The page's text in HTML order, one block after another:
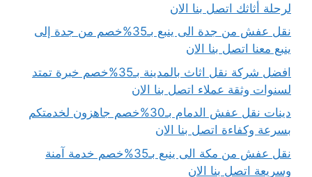
لرحلة أثاثك اتصل بنا الان
نقل عفش من جدة الى ينبع بـ35%خصم من جدة إلى
ينبع معنا اتصل بنا الان
افضل شركة نقل اثاث بالمدينة بـ35%خصم خبرة تمتد
لسنوات وثقة عملاء اتصل بنا الان
دينات نقل عفش الدمام بـ30%خصم جاهزون لخدمتكم
بسرعة وكفاءة اتصل بنا الان
نقل عفش من مكة الى ينبع بـ35%خصم خدمة آمنة
وسريعة اتصل بنا الان